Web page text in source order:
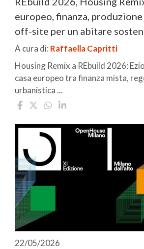
europeo, finanza,
off-site per un abitare
A cura di: Raffaella Capritti
Housing Remix a REbuild 2026:
casa europeo tra finanza mista,
urbanistica ...
22/05/2026